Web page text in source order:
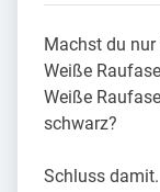
Machst du
Weiße
Weiße
schwarz?
Schluss damit.